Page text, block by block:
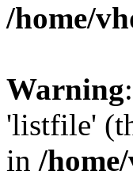
/home/
Warning
'listfile'
in /